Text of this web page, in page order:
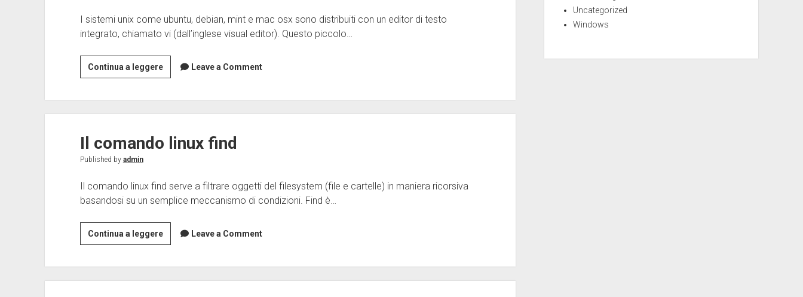
I sistemi unix come ubuntu, debian, mint e mac osx sono distribuiti con un editor di testo
integrato, chiamato vi (dall’inglese visual editor). Questo piccolo…
Continua a leggereIl
comando
linux
Leave a Comment
Il comando linux find
Published by admin
Il comando linux find serve a filtrare oggetti del filesystem (file e cartelle) in maniera ricorsiva
basandosi su un semplice meccanismo di condizioni. Find è…
Continua a leggereIl
comando
Leave a Comment
Uncategorized
Windows